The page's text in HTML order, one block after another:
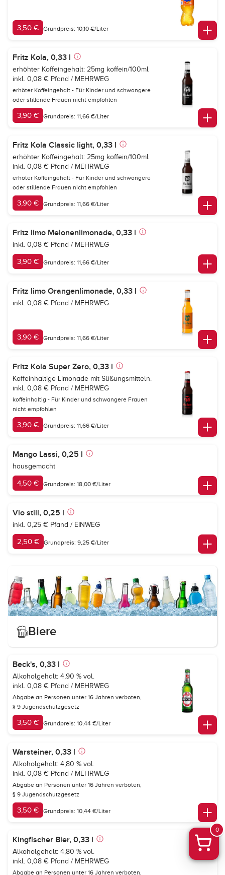
3,50 € Grundpreis: 10,10 €/Liter
Fritz Kola, 0,33 l
erhöhter Koffeingehalt: 25mg koffein/100ml
inkl. 0,08 € Pfand / MEHRWEG
erhöter Koffeingehalt - Für Kinder und schwangere
oder stillende Frauen nicht empfohlen
3,90 € Grundpreis: 11,66 €/Liter
Fritz Kola Classic light, 0,33 l
erhöhter Koffeingehalt: 25mg koffein/100ml
inkl. 0,08 € Pfand / MEHRWEG
erhöter Koffeingehalt - Für Kinder und schwangere
oder stillende Frauen nicht empfohlen
3,90 € Grundpreis: 11,66 €/Liter
Fritz limo Melonenlimonade, 0,33 l
inkl. 0,08 € Pfand / MEHRWEG
3,90 € Grundpreis: 11,66 €/Liter
Fritz limo Orangenlimonade, 0,33 l
inkl. 0,08 € Pfand / MEHRWEG
3,90 € Grundpreis: 11,66 €/Liter
Fritz Kola Super Zero, 0,33 l
Koffeinhaltige Limonade mit Süßungsmitteln.
inkl. 0,08 € Pfand / MEHRWEG
koffeinhaltig - Für Kinder und schwangere Frauen
nicht empfohlen
3,90 € Grundpreis: 11,66 €/Liter
Mango Lassi, 0,25 l
hausgemacht
4,50 € Grundpreis: 18,00 €/Liter
Vio still, 0,25 l
inkl. 0,25 € Pfand / EINWEG
2,50 € Grundpreis: 9,25 €/Liter
Biere
Beck's, 0,33 l
Alkoholgehalt: 4,90 % vol.
inkl. 0,08 € Pfand / MEHRWEG
Abgabe an Personen unter 16 Jahren verboten,
§ 9 Jugendschutzgesetz
3,50 € Grundpreis: 10,44 €/Liter
Warsteiner, 0,33 l
Alkoholgehalt: 4,80 % vol.
inkl. 0,08 € Pfand / MEHRWEG
Abgabe an Personen unter 16 Jahren verboten,
§ 9 Jugendschutzgesetz
3,50 € Grundpreis: 10,44 €/Liter
Kingfischer Bier, 0,33 l
Alkoholgehalt: 4,80 % vol.
inkl. 0,08 € Pfand / MEHRWEG
Abgabe an Personen unter 16 Jahren verboten,
0